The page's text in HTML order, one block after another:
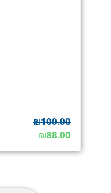
₪100.00
₪88.00